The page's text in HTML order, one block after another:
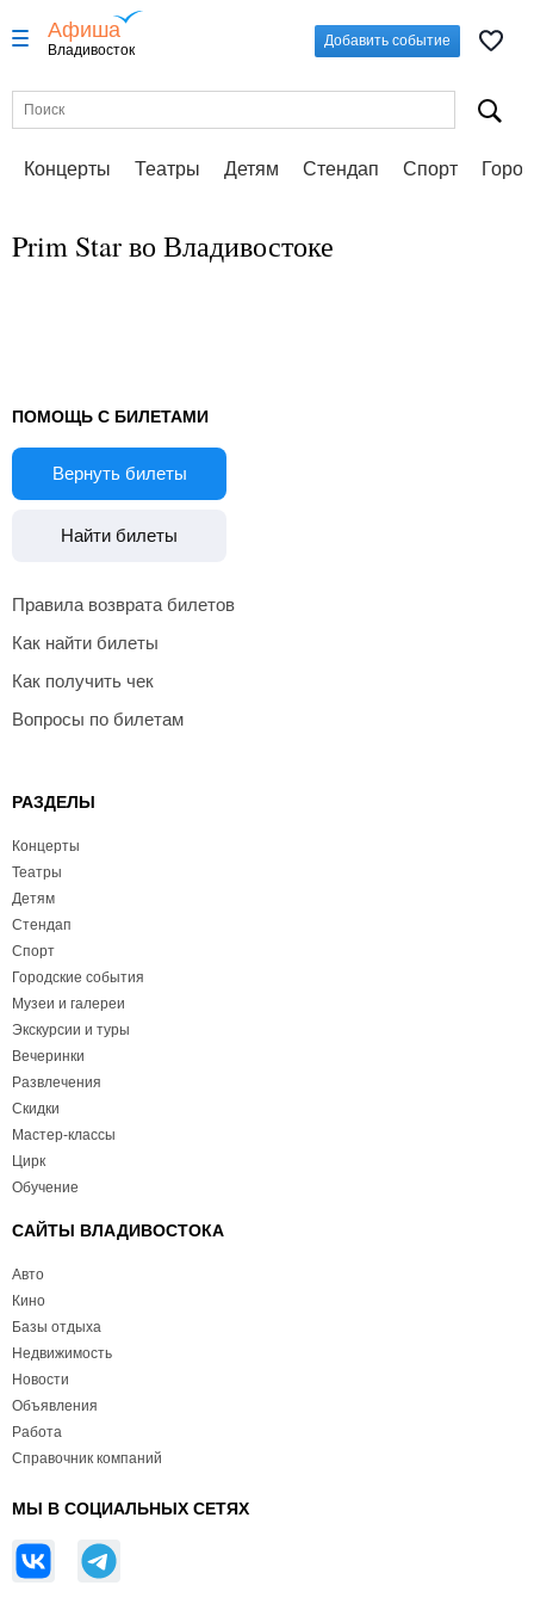
Афиша
Владивосток
Добавить событие
Концерты Театры Детям Стендап Спорт
Prim Star во Владивостоке
ПОМОЩЬ С БИЛЕТАМИ
Вернуть билеты
Найти билеты
Правила возврата билетов
Как найти билеты
Как получить чек
Вопросы по билетам
РАЗДЕЛЫ
Концерты
Театры
Детям
Стендап
Спорт
Городские события
Музеи и галереи
Экскурсии и туры
Вечеринки
Развлечения
Скидки
Мастер-классы
Цирк
Обучение
САЙТЫ ВЛАДИВОСТОКА
Авто
Кино
Базы отдыха
Недвижимость
Новости
Объявления
Работа
Справочник компаний
МЫ В СОЦИАЛЬНЫХ СЕТЯХ